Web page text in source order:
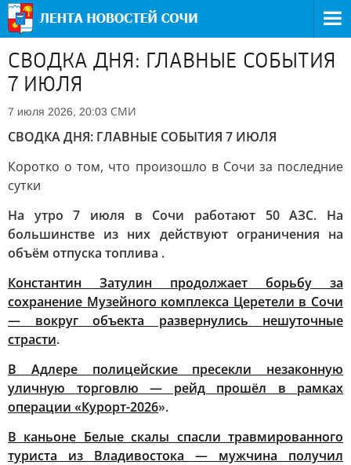
СВОДКА ДНЯ: ГЛАВНЫЕ СОБЫТИЯ
7 ИЮЛЯ
7 июля 2026, 20:03 СМИ
СВОДКА ДНЯ: ГЛАВНЫЕ СОБЫТИЯ 7 ИЮЛЯ
Коротко о том, что произошло в Сочи за последние
сутки
На утро 7 июля в Сочи работают 50 АЗС. На
большинстве из них действуют ограничения на
объём отпуска топлива .
Константин Затулин продолжает борьбу за
сохранение Музейного комплекса Церетели в Сочи
— вокруг объекта развернулись нешуточные
страсти.
В Адлере полицейские пресекли незаконную
уличную торговлю — рейд прошёл в рамках
операции «Курорт-2026».
В каньоне Белые скалы спасли травмированного
туриста из Владивостока — мужчина получил